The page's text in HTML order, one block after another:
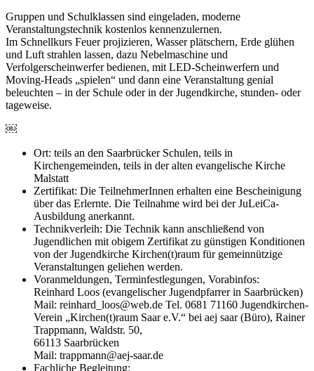
Gruppen und Schulklassen sind eingeladen, moderne
Veranstaltungstechnik kostenlos kennenzulernen.
Im Schnellkurs Feuer projizieren, Wasser plätschern, Erde glühen
und Luft strahlen lassen, dazu Nebelmaschine und
Verfolgerscheinwerfer bedienen, mit LED-Scheinwerfern und
Moving-Heads „spielen“ und dann eine Veranstaltung genial
beleuchten – in der Schule oder in der Jugendkirche, stunden- oder
tageweise.
￼
Ort: teils an den Saarbrücker Schulen, teils in
Kirchengemeinden, teils in der alten evangelische Kirche
Malstatt
Zertifikat: Die TeilnehmerInnen erhalten eine Bescheinigung
über das Erlernte. Die Teilnahme wird bei der JuLeiCa-
Ausbildung anerkannt.
Technikverleih: Die Technik kann anschließend von
Jugendlichen mit obigem Zertifikat zu günstigen Konditionen
von der Jugendkirche Kirchen(t)raum für gemeinnützige
Veranstaltungen geliehen werden.
Voranmeldungen, Terminfestlegungen, Vorabinfos:
Reinhard Loos (evangelischer Jugendpfarrer in Saarbrücken)
Mail: reinhard_loos@web.de Tel. 0681 71160 Jugendkirchen-
Verein „Kirchen(t)raum Saar e.V.“ bei aej saar (Büro), Rainer
Trappmann, Waldstr. 50,
66113 Saarbrücken
Mail: trappmann@aej-saar.de
Fachliche Begleitung: